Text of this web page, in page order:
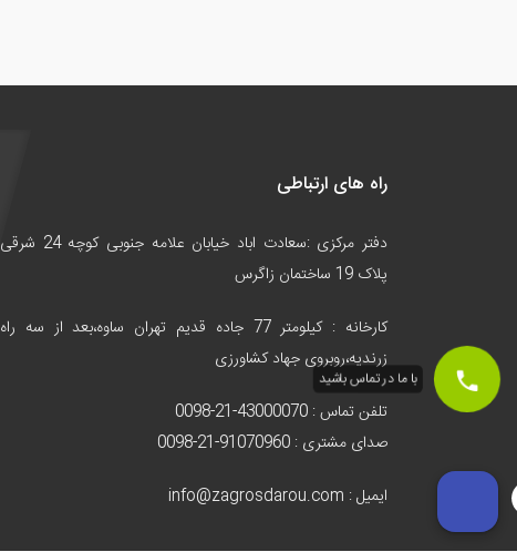
راه های ارتباطی
دفتر مرکزی :سعادت اباد خیابان علامه جنوبی کوچه 24 شرقی
پلاک 19 ساختمان زاگرس
کارخانه :
کیلومتر 77 جاده قدیم تهران ساوه،بعد از سه راه
زرندیه،روبروی جهاد کشاورزی
تلفن تماس : 43000070-21-0098
صدای مشتری : 91070960-21-0098
ایمیل : info@zagrosdarou.com
با ما در تماس باشید